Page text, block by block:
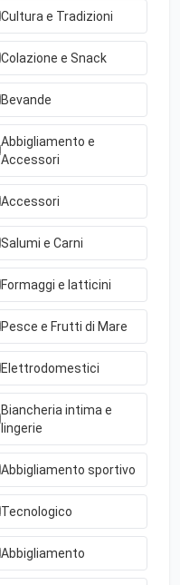
Cultura e Tradizioni
Colazione e Snack
Bevande
Abbigliamento e
Accessori
Accessori
Salumi e Carni
Formaggi e latticini
Pesce e Frutti di Mare
Elettrodomestici
Biancheria intima e
lingerie
Abbigliamento sportivo
Tecnologico
Abbigliamento